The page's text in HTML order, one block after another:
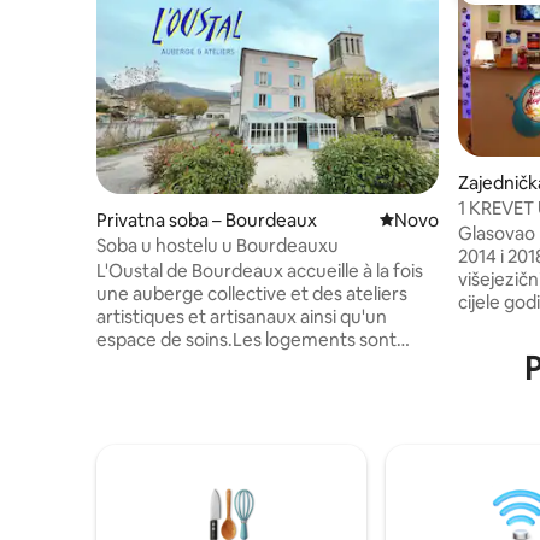
Privatna soba – Bourdeaux Novi smještaj
Novo
Soba u hostelu u Bourdeauxu
L'Oustal de Bourdeaux accueille à la fois
une auberge collective et des ateliers
artistiques et artisanaux ainsi qu'un
espace de soins.Les logements sont
L’Oustal se niche au pied des trois becs et
du Couspeau, au cœur d’un paysage
1
HOSTEL
Glasovao
2014 i
cijele
samo
prostirke